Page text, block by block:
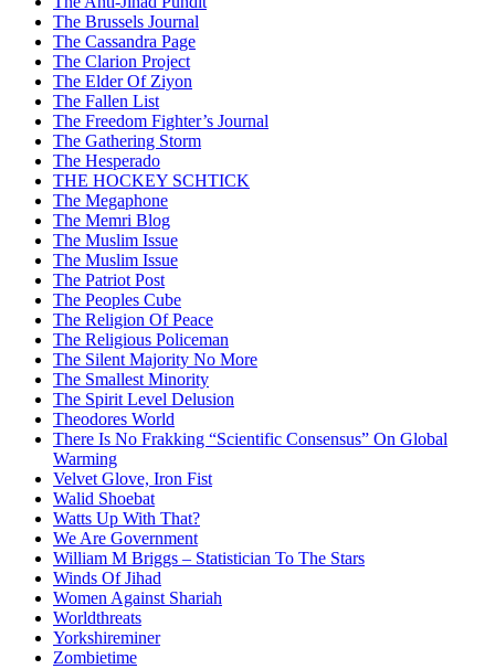
The Brussels Journal
The Cassandra Page
The Clarion Project
The Elder Of Ziyon
The Fallen List
The Freedom Fighter’s Journal
The Gathering Storm
The Hesperado
THE HOCKEY SCHTICK
The Megaphone
The Memri Blog
The Muslim Issue
The Muslim Issue
The Patriot Post
The Peoples Cube
The Religion Of Peace
The Religious Policeman
The Silent Majority No More
The Smallest Minority
The Spirit Level Delusion
Theodores World
There Is No Frakking “Scientific Consensus” On Global
Warming
Velvet Glove, Iron Fist
Walid Shoebat
Watts Up With That?
We Are Government
William M Briggs – Statistician To The Stars
Winds Of Jihad
Women Against Shariah
Worldthreats
Yorkshireminer
Zombietime